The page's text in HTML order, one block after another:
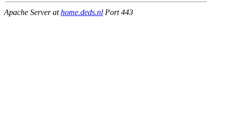
Apache Server athome.deds.nl Port 443